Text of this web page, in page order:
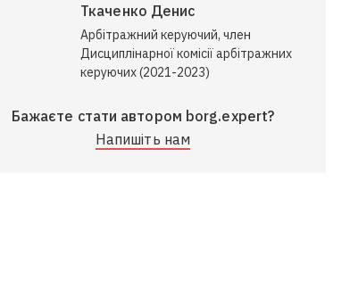
Ткаченко Денис
Арбітражний керуючий, член
Дисциплінарної комісії арбітражних
керуючих (2021-2023)
Бажаєте стати автором borg.expert?
Напишіть нам